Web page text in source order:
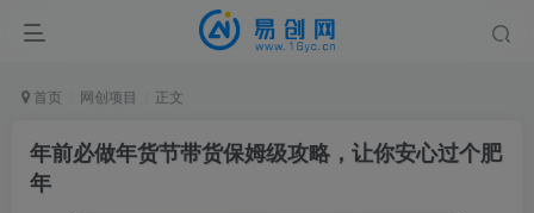
首页 网创项目 正文
年前必做年货节带货保姆级攻略，让你安心过个肥
年